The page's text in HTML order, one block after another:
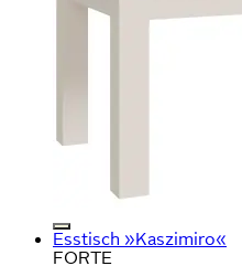
Esstisch »Kaszimiro«
FORTE